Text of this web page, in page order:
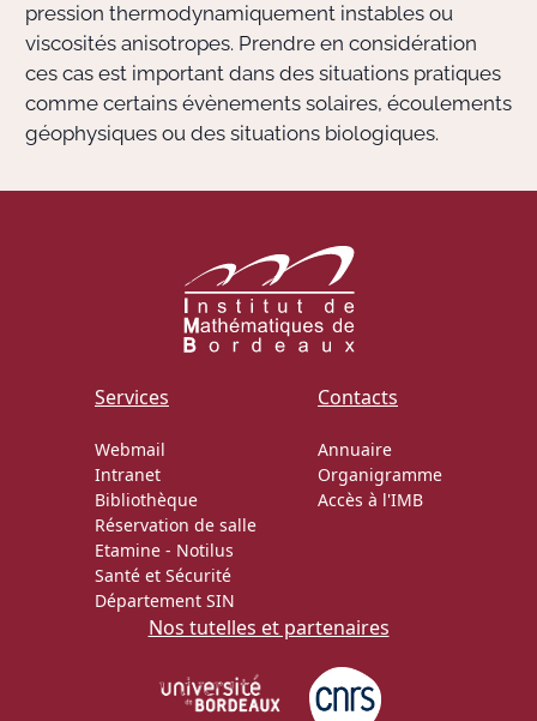
pression thermodynamiquement instables ou
viscosités anisotropes. Prendre en considération
ces cas est important dans des situations pratiques
comme certains évènements solaires, écoulements
géophysiques ou des situations biologiques.
Services
Webmail
Intranet
Bibliothèque
Réservation de salle
Etamine - Notilus
Santé et Sécurité
Département SIN
Contacts
Annuaire
Organigramme
Accès à l'IMB
Nos tutelles et partenaires